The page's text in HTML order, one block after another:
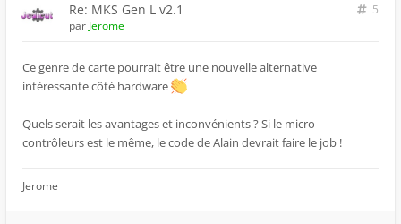
Re: MKS Gen L v2.1
5
par Jerome
Ce genre de carte pourrait être une nouvelle alternative
intéressante côté hardware
Quels serait les avantages et inconvénients ? Si le micro
contrôleurs est le même, le code de Alain devrait faire le job !
Jerome